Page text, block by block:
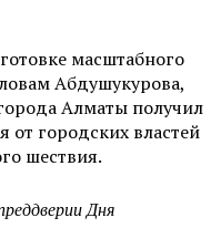
масштабного
Абдушукурова,
Алматы получил
от городских властей
шествия.
Дня